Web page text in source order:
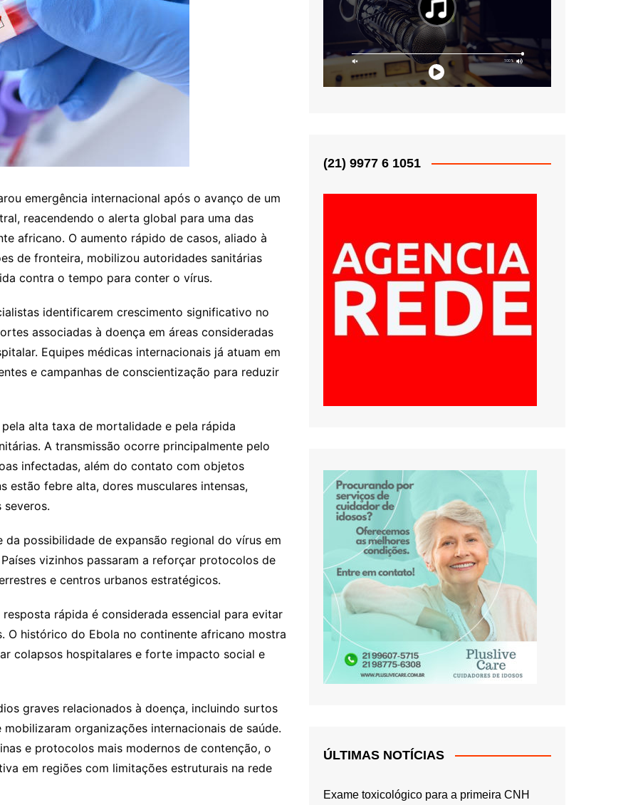
emergência internacional após o avanço de um
reacendendo o alerta global para uma das
africano. O aumento rápido de casos, aliado à
de fronteira, mobilizou autoridades sanitárias
contra o tempo para conter o vírus.
identificarem crescimento significativo no
associadas à doença em áreas consideradas
Equipes médicas internacionais já atuam em
e campanhas de conscientização para reduzir
alta taxa de mortalidade e pela rápida
A transmissão ocorre principalmente pelo
infectadas, além do contato com objetos
estão febre alta, dores musculares intensas,
severos.
possibilidade de expansão regional do vírus em
vizinhos passaram a reforçar protocolos de
e centros urbanos estratégicos.
rápida é considerada essencial para evitar
O histórico do Ebola no continente africano mostra
colapsos hospitalares e forte impacto social e
graves relacionados à doença, incluindo surtos
organizações internacionais de saúde.
e protocolos mais modernos de contenção, o
em regiões com limitações estruturais na rede
(21) 9977 6 1051
ÚLTIMAS NOTÍCIAS
Exame toxicológico para a primeira CNH